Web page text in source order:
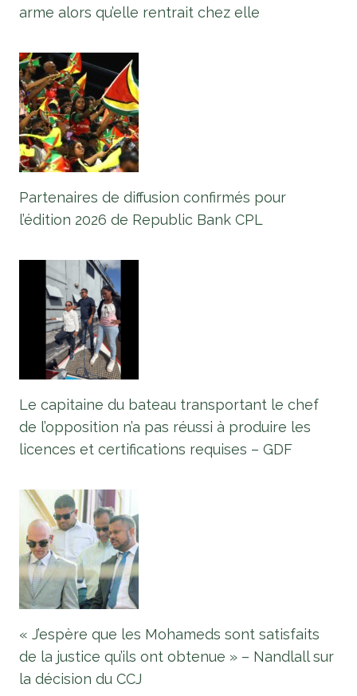
arme alors qu’elle rentrait chez elle
Partenaires de diffusion confirmés pour
l’édition 2026 de Republic Bank CPL
Le capitaine du bateau transportant le chef
de l’opposition n’a pas réussi à produire les
licences et certifications requises – GDF
« J’espère que les Mohameds sont satisfaits
de la justice qu’ils ont obtenue » – Nandlall sur
la décision du CCJ